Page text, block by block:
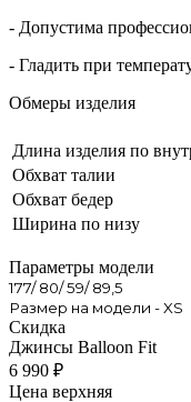
- Допустима
- Гладить при
Обмеры изделия
Длина изделия по
Обхват талии
Обхват бедер
Ширина по низу
Параметры модели
177/ 80/ 59/ 89,5
Размер на модели - XS
Скидка
Джинсы Balloon Fit
6 990 ₽
Цена верхняя